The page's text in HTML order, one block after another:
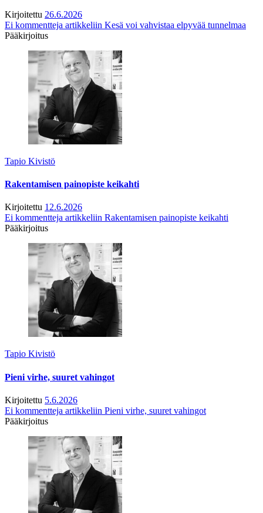
Kirjoitettu 26.6.2026
Ei kommentteja artikkeliin Kesä voi vahvistaa elpyvää tunnelmaa
Pääkirjoitus
Tapio Kivistö
Rakentamisen painopiste keikahti
Kirjoitettu 12.6.2026
Ei kommentteja artikkeliin Rakentamisen painopiste keikahti
Pääkirjoitus
Tapio Kivistö
Pieni virhe, suuret vahingot
Kirjoitettu 5.6.2026
Ei kommentteja artikkeliin Pieni virhe, suuret vahingot
Pääkirjoitus